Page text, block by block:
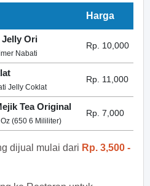
Harga
Jelly Ori
Nabati
Rp. 10,000
Jelly Coklat
Rp. 11,000
Tea Original
(650 6 Mililiter)
Rp. 7,000
dijual mulai dari Rp. 3,500 -